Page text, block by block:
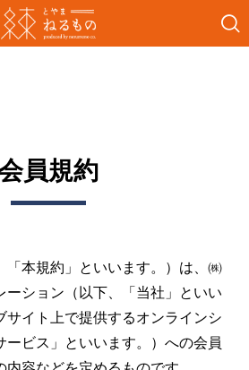
員規約
「本規約」といいます。）は、㈱
ーション（以下、「当社」といい
サイト上で提供するオンラインシ
ービス」といいます。）への会員